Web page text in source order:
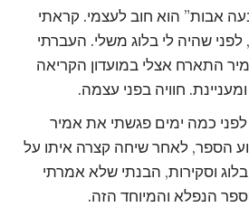
אבות” הוא חוב לעצמי. קראתי
שהיה לי בלוג משלי. העברתי
התארח אצלי במועדון הקריאה
חוויה בפני עצמה.
כמה ימים פגשתי את אמיר
הספר, לאחר שיחה קצרה איתו על
וסקירות, הבנתי שלא אמרתי
הנפלא והמיוחד הזה.